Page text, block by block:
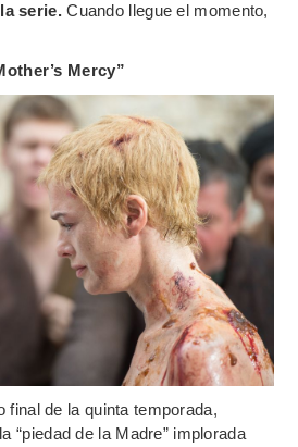
la serie.Cuando llegue el momento,
Mercy”
final de la quinta temporada,
“piedad de la Madre” implorada